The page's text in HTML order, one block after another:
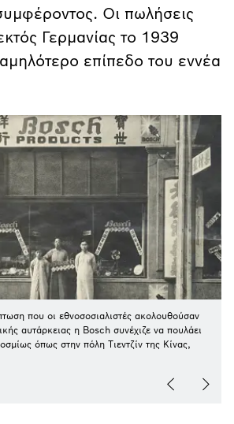
Οι πωλήσεις
Γερμανίας το 1939
επίπεδο του εννέα
που οι εθνοσοσιαλιστές ακολουθούσαν
αυτάρκειας η Bosch συνέχιζε να πουλάει
όπως στην πόλη Τιεντζίν της Κίνας,